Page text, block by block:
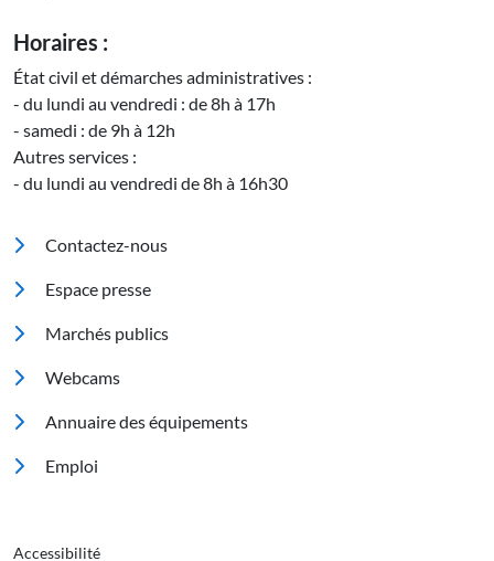
Horaires :
État civil et démarches administratives :
- du lundi au vendredi : de 8h à 17h
- samedi : de 9h à 12h
Autres services :
- du lundi au vendredi de 8h à 16h30
Pied de page
Contactez-nous
Espace presse
Marchés publics
Footer 2
Webcams
Annuaire des équipements
Emploi
Accessibilité